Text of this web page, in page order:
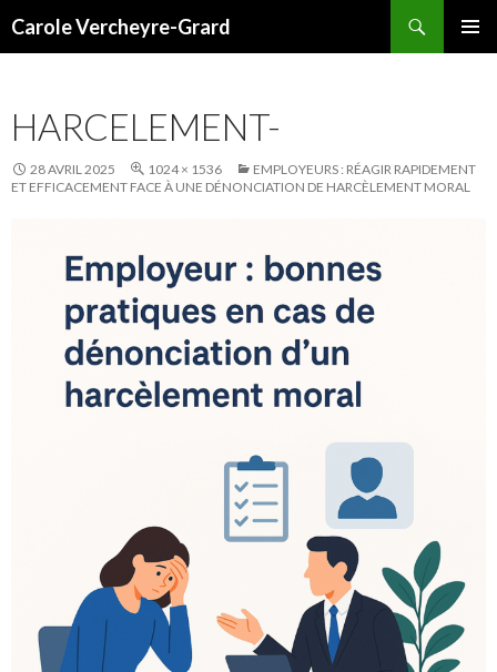
Carole Vercheyre-Grard
HARCELEMENT-
28 AVRIL 2025 1024 × 1536
EMPLOYEURS : RÉAGIR RAPIDEMENT
ET EFFICACEMENT FACE À UNE DÉNONCIATION DE HARCÈLEMENT MORAL